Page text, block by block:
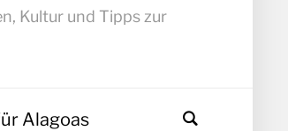
Kultur und Tipps zur
Alagoas